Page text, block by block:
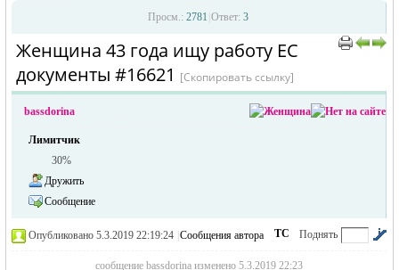
жизнь и
› ›
Женщина 43 года ищу работу ЕС документы
Просм.: 2781 Ответ: 3
Женщина 43 года ищу работу ЕС
документы #16621 [Скопировать ссылку]
bassdorina
Лимитчик
30%
Дружить
Сообщение
Поднять
ТС
Опубликовано 5.3.2019 22:19:24 Сообщения автора
сообщение bassdorina изменено 5.3.2019 22:23